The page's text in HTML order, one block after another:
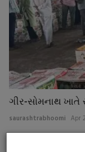
ગીર-સોમનાથ ખાતે
saurashtrabhoomi Apr